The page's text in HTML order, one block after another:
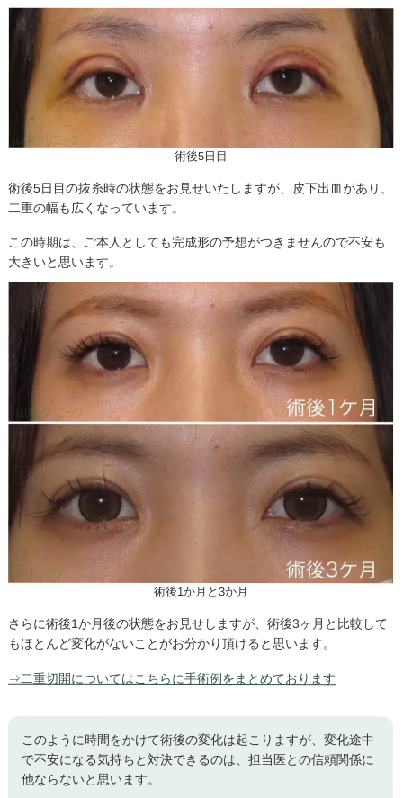
術後5日目
術後5日目の抜糸時の状態をお見せいたしますが、皮下出血があり、
二重の幅も広くなっています。
この時期は、ご本人としても完成形の予想がつきませんので不安も
大きいと思います。
術後1か月と3か月
さらに術後1か月後の状態をお見せしますが、術後3ヶ月と比較して
もほとんど変化がないことがお分かり頂けると思います。
⇒二重切開についてはこちらに手術例をまとめております
このように時間をかけて術後の変化は起こりますが、変化途中
で不安になる気持ちと対決できるのは、担当医との信頼関係に
他ならないと思います。